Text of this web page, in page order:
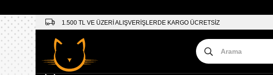
1.500 TL VE ÜZERİ ALIŞVERİŞLERDE KARGO ÜCRETSİZ